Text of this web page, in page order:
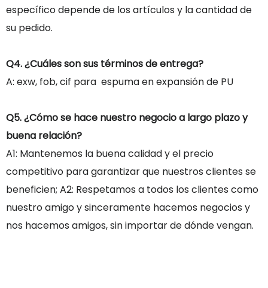
específico depende de los artículos y la cantidad de
su pedido.
Q4. ¿Cuáles son sus términos de entrega?
A: exw, fob, cif para espuma en expansión de PU
Q5. ¿Cómo se hace nuestro negocio a largo plazo y
buena relación?
A1: Mantenemos la buena calidad y el precio
competitivo para garantizar que nuestros clientes se
beneficien; A2: Respetamos a todos los clientes como
nuestro amigo y sinceramente hacemos negocios y
nos hacemos amigos, sin importar de dónde vengan.